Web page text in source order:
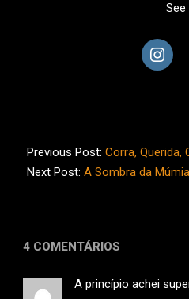
06-
25
Previous Post: Corra, Querida,
Next Post: A Sombra da
4 COMENTÁRIOS
A princípio achei